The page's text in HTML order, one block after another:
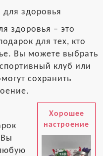
для здоровья
здоровья – это
для тех, кто
Вы можете выбрать
клуб или
сохранить
Хорошее
настроение